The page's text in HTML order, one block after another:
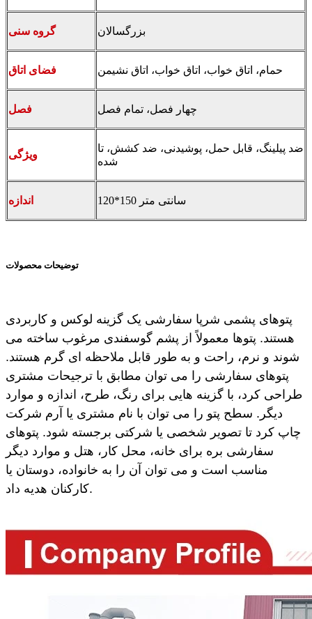
گروه سنی بزرگسالان
فضای اتاق حمام، اتاق خواب، اتاق خواب، اتاق نشیمن
فصل چهار فصل، تمام فصل
ویژگی
ضد پیلینگ، قابل حمل، پوشیدنی، ضد کشش، تا
شده
اندازه 120*150 سانتی متر
توضیحات محصولات
پتوهای پشمی شرپا سفارشی یک گزینه لوکس و کاربردی
هستند. پتوها معمولاً از پشم گوسفندی مرغوب ساخته می
شوند و نرم، راحت و به طور قابل ملاحظه ای گرم هستند.
پتوهای سفارشی را می توان مطابق با ترجیحات مشتری
طراحی کرد، با گزینه هایی برای رنگ، طرح، اندازه و موارد
دیگر. سطح پتو را می توان با نام مشتری یا آرم شرکت
چاپ کرد تا تصویر شخصی یا شرکتی برجسته شود. پتوهای
سفارشی بره برای خانه، محل کار، هتل و موارد دیگر
مناسب است و می توان آن را به خانواده، دوستان یا
کارکنان هدیه داد.